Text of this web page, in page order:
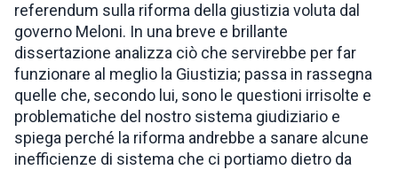
referendum sulla riforma della giustizia voluta dal
governo Meloni. In una breve e brillante
dissertazione analizza ciò che servirebbe per far
funzionare al meglio la Giustizia; passa in rassegna
quelle che, secondo lui, sono le questioni irrisolte e
problematiche del nostro sistema giudiziario e
spiega perché la riforma andrebbe a sanare alcune
inefficienze di sistema che ci portiamo dietro da